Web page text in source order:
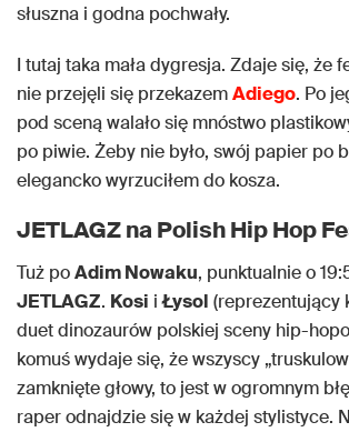
słuszna i godna pochwały.
I tutaj taka mała dygresja. Zdaje się, że
nie przejęli się przekazemAdiego. Po
pod sceną walało się mnóstwo
po piwie. Żeby nie było, swój papier po
elegancko wyrzuciłem do kosza.
JETLAGZna Polish Hip Hop
Tuż poAdim Nowaku, punktualnie o
JETLAGZ. Kosi iŁysol (reprezentujący
duet dinozaurów polskiej sceny hip-
komuś wydaje się, że wszyscy
zamknięte głowy, to jest w ogromnym
raper odnajdzie się w każdej stylistyce.